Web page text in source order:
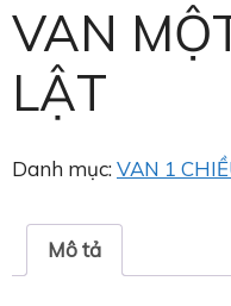
VAN
LẬT
Danh mục:VAN 1
Mô tả